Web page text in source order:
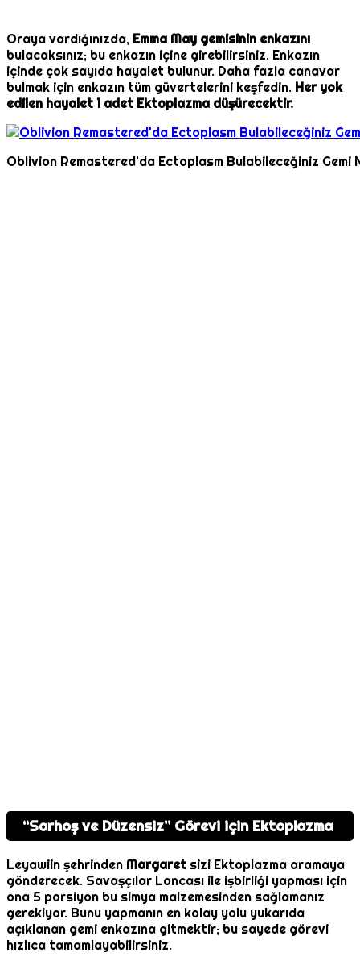
Oraya vardığınızda, Emma May gemisinin enkazını
bulacaksınız; bu enkazın içine girebilirsiniz. Enkazın
içinde çok sayıda hayalet bulunur. Daha fazla canavar
bulmak için enkazın tüm güvertelerini keşfedin. Her yok
edilen hayalet 1 adet Ektoplazma düşürecektir.
Oblivion Remastered’da Ectoplasm Bulabileceğiniz Gemi
“Sarhoş ve Düzensiz” Görevi için Ektoplazma
Leyawiin şehrinden Margaret sizi Ektoplazma aramaya
gönderecek. Savaşçılar Loncası ile işbirliği yapması için
ona 5 porsiyon bu simya malzemesinden sağlamanız
gerekiyor. Bunu yapmanın en kolay yolu yukarıda
açıklanan gemi enkazına gitmektir; bu sayede görevi
hızlıca tamamlayabilirsiniz.